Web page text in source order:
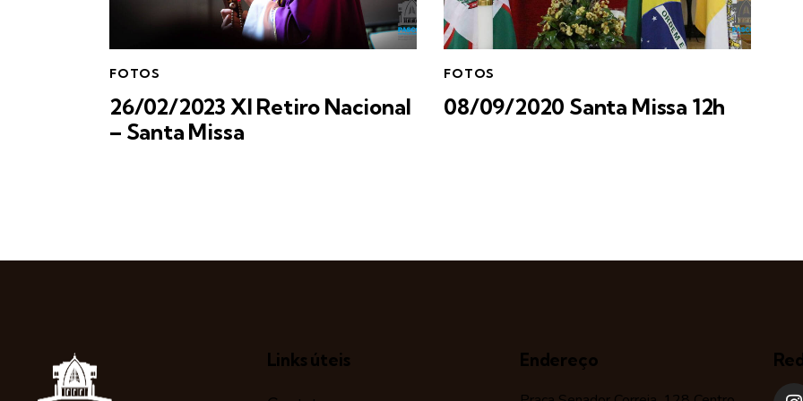
FOTOS
26/02/2023 XI Retiro Nacional
– Santa Missa
FOTOS
08/09/2020 Santa Missa 12h
Links úteis Endereço